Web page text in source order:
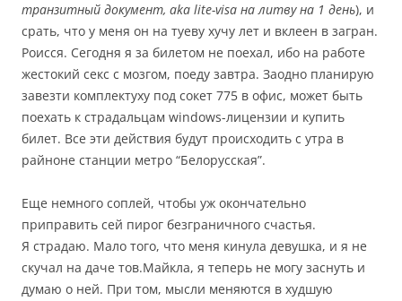
транзитный документ, aka lite-visa на литву на 1 день), и
срать, что у меня он на туеву хучу лет и вклеен в загран.
Роисся. Сегодня я за билетом не поехал, ибо на работе
жестокий секс с мозгом, поеду завтра. Заодно планирую
завезти комплектуху под сокет 775 в офис, может быть
поехать к страдальцам windows-лицензии и купить
билет. Все эти действия будут происходить с утра в
райноне станции метро “Белорусская”.
Еще немного соплей, чтобы уж окончательно
приправить сей пирог безграничного счастья.
Я страдаю. Мало того, что меня кинула девушка, и я не
скучал на даче тов.Майкла, я теперь не могу заснуть и
думаю о ней. При том, мысли меняются в худшую